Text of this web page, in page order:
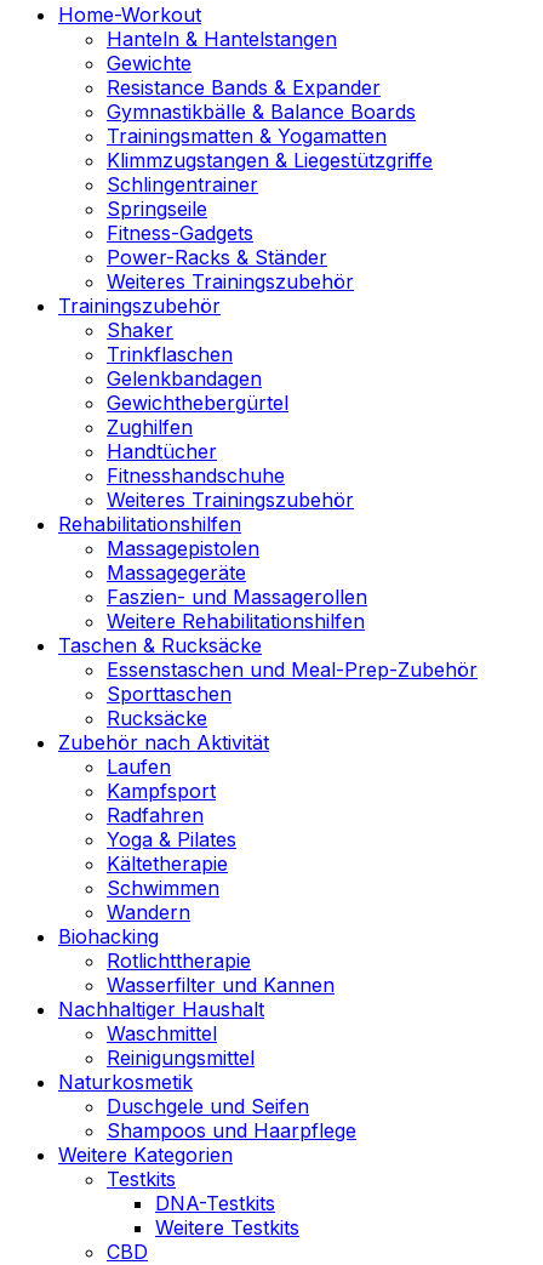
Home-Workout
Hanteln & Hantelstangen
Gewichte
Resistance Bands & Expander
Gymnastikbälle & Balance Boards
Trainingsmatten & Yogamatten
Klimmzugstangen & Liegestützgriffe
Schlingentrainer
Springseile
Fitness-Gadgets
Power-Racks & Ständer
Weiteres Trainingszubehör
Trainingszubehör
Shaker
Trinkflaschen
Gelenkbandagen
Gewichthebergürtel
Zughilfen
Handtücher
Fitnesshandschuhe
Weiteres Trainingszubehör
Rehabilitationshilfen
Massagepistolen
Massagegeräte
Faszien- und Massagerollen
Weitere Rehabilitationshilfen
Taschen & Rucksäcke
Essenstaschen und Meal-Prep-Zubehör
Sporttaschen
Rucksäcke
Zubehör nach Aktivität
Laufen
Kampfsport
Radfahren
Yoga & Pilates
Kältetherapie
Schwimmen
Wandern
Biohacking
Rotlichttherapie
Wasserfilter und Kannen
Nachhaltiger Haushalt
Waschmittel
Reinigungsmittel
Naturkosmetik
Duschgele und Seifen
Shampoos und Haarpflege
Weitere Kategorien
Testkits
DNA-Testkits
Weitere Testkits
CBD